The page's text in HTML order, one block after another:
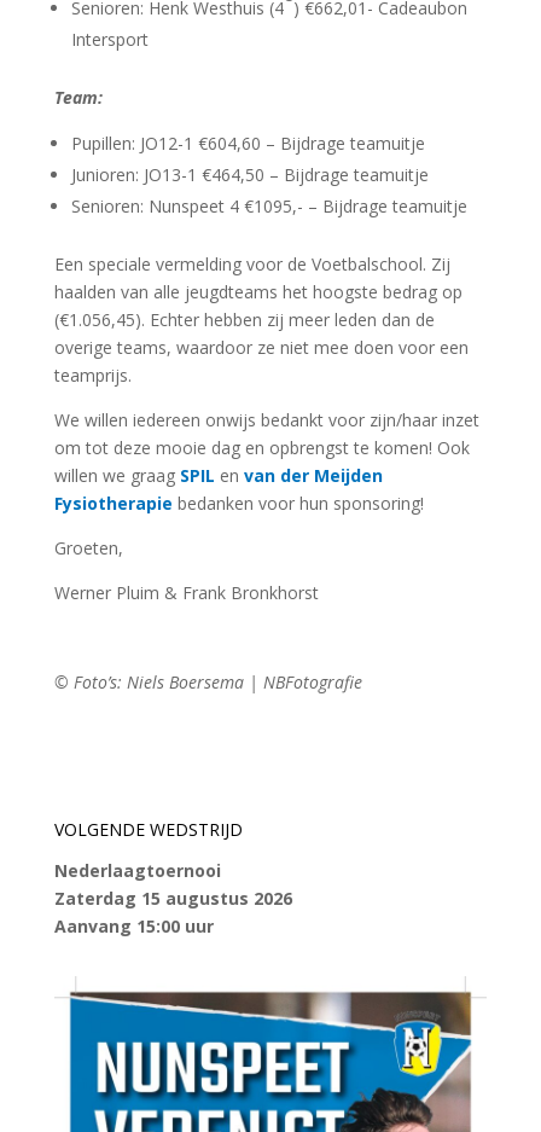
Senioren: Henk Westhuis (4 ) €662,01- Cadeaubon
Intersport
Team:
Pupillen: JO12-1 €604,60 – Bijdrage teamuitje
Junioren: JO13-1 €464,50 – Bijdrage teamuitje
Senioren: Nunspeet 4 €1095,- – Bijdrage teamuitje
Een speciale vermelding voor de Voetbalschool. Zij
haalden van alle jeugdteams het hoogste bedrag op
(€1.056,45). Echter hebben zij meer leden dan de
overige teams, waardoor ze niet mee doen voor een
teamprijs.
We willen iedereen onwijs bedankt voor zijn/haar inzet
om tot deze mooie dag en opbrengst te komen! Ook
willen we graag SPIL en van der Meijden
Fysiotherapie bedanken voor hun sponsoring!
Groeten,
Werner Pluim & Frank Bronkhorst
© Foto’s: Niels Boersema | NBFotografie
VOLGENDE WEDSTRIJD
Nederlaagtoernooi
Zaterdag 15 augustus 2026
Aanvang 15:00 uur